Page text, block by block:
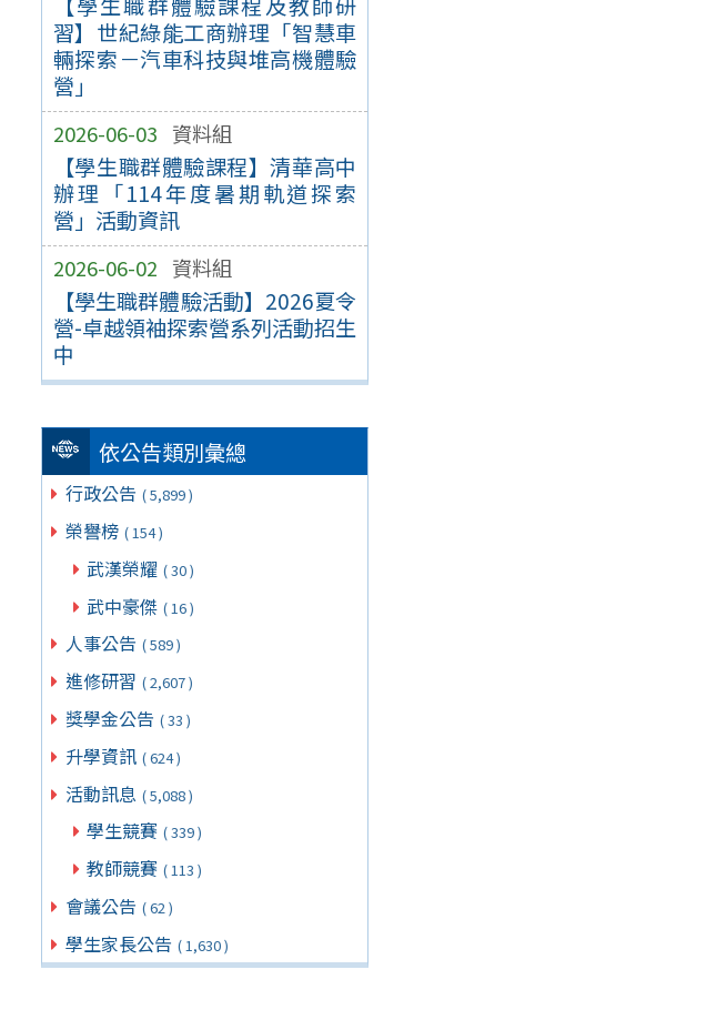
習】世紀綠能工商辦理「智慧車
輛探索－汽車科技與堆高機體驗
營」
2026-06-03 資料組
【學生職群體驗課程】清華高中
辦理「114年度暑期軌道探索
營」活動資訊
2026-06-02 資料組
【學生職群體驗活動】2026夏令
營-卓越領袖探索營系列活動招生
中
依公告類別彙總
行政公告 ( 5,899 )
榮譽榜 ( 154 )
武漢榮耀 ( 30 )
武中豪傑 ( 16 )
人事公告 ( 589 )
進修研習 ( 2,607 )
獎學金公告 ( 33 )
升學資訊 ( 624 )
活動訊息 ( 5,088 )
學生競賽 ( 339 )
教師競賽 ( 113 )
會議公告 ( 62 )
學生家長公告 ( 1,630 )